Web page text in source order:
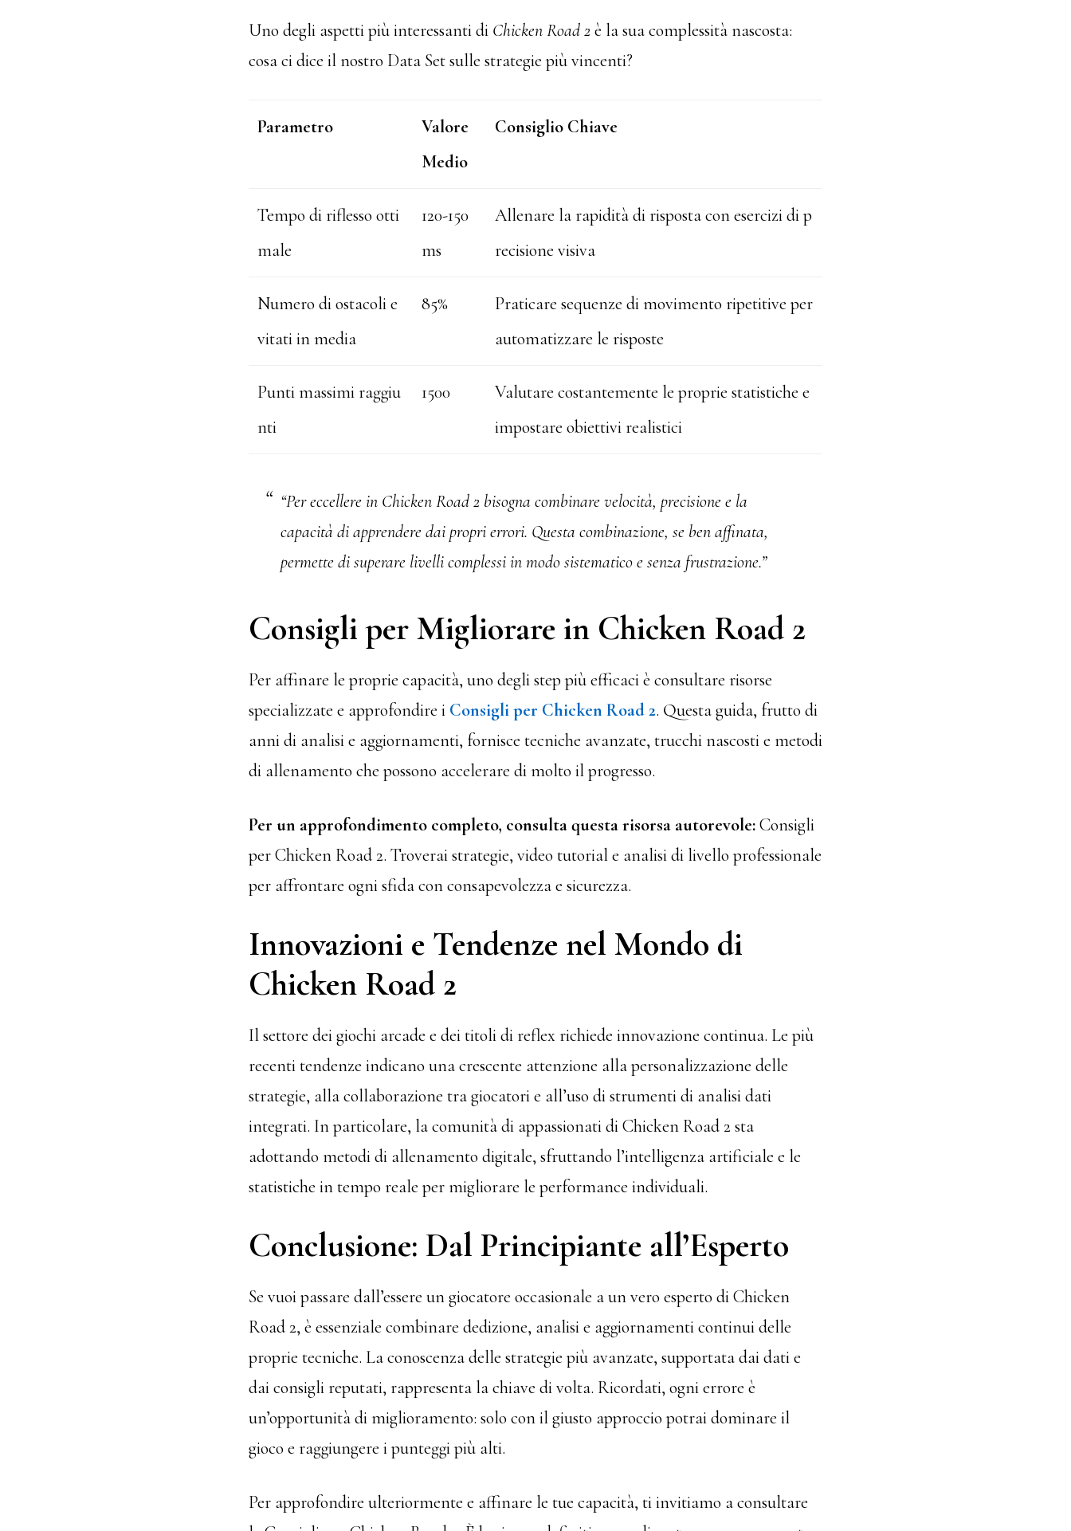
Uno degli aspetti più interessanti di Chicken Road 2 è la sua complessità nascosta:
cosa ci dice il nostro Data Set sulle strategie più vincenti?
Parametro
Valore
Medio
Consiglio Chiave
Tempo di riflesso otti
male
120-150
ms
Allenare la rapidità di risposta con esercizi di p
recisione visiva
Numero di ostacoli e
vitati in media
85%
Praticare sequenze di movimento ripetitive per
automatizzare le risposte
Punti massimi raggiu
nti
1500
Valutare costantemente le proprie statistiche e
impostare obiettivi realistici
“Per eccellere in Chicken Road 2 bisogna combinare velocità, precisione e la
capacità di apprendere dai propri errori. Questa combinazione, se ben affinata,
permette di superare livelli complessi in modo sistematico e senza frustrazione.”
Consigli per Migliorare in Chicken Road 2
Per affinare le proprie capacità, uno degli step più efficaci è consultare risorse
specializzate e approfondire i Consigli per Chicken Road 2. Questa guida, frutto di
anni di analisi e aggiornamenti, fornisce tecniche avanzate, trucchi nascosti e metodi
di allenamento che possono accelerare di molto il progresso.
Per un approfondimento completo, consulta questa risorsa autorevole:Consigli
per Chicken Road 2. Troverai strategie, video tutorial e analisi di livello professionale
per affrontare ogni sfida con consapevolezza e sicurezza.
Innovazioni e Tendenze nel Mondo di
Chicken Road 2
Il settore dei giochi arcade e dei titoli di reflex richiede innovazione continua. Le più
recenti tendenze indicano una crescente attenzione alla personalizzazione delle
strategie, alla collaborazione tra giocatori e all’uso di strumenti di analisi dati
integrati. In particolare, la comunità di appassionati di Chicken Road 2 sta
adottando metodi di allenamento digitale, sfruttando l’intelligenza artificiale e le
statistiche in tempo reale per migliorare le performance individuali.
Conclusione: Dal Principiante all’Esperto
Se vuoi passare dall’essere un giocatore occasionale a un vero esperto di Chicken
Road 2, è essenziale combinare dedizione, analisi e aggiornamenti continui delle
proprie tecniche. La conoscenza delle strategie più avanzate, supportata dai dati e
dai consigli reputati, rappresenta la chiave di volta. Ricordati, ogni errore è
un’opportunità di miglioramento: solo con il giusto approccio potrai dominare il
gioco e raggiungere i punteggi più alti.
Per approfondire ulteriormente e affinare le tue capacità, ti invitiamo a consultare